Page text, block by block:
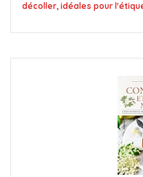
décoller, idéales pour